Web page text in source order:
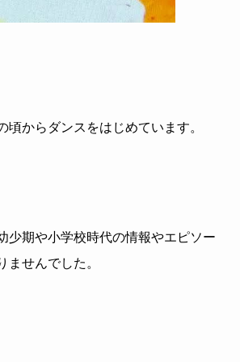
頃からダンスをはじめています。
少期や小学校時代の情報やエピソー
ませんでした。